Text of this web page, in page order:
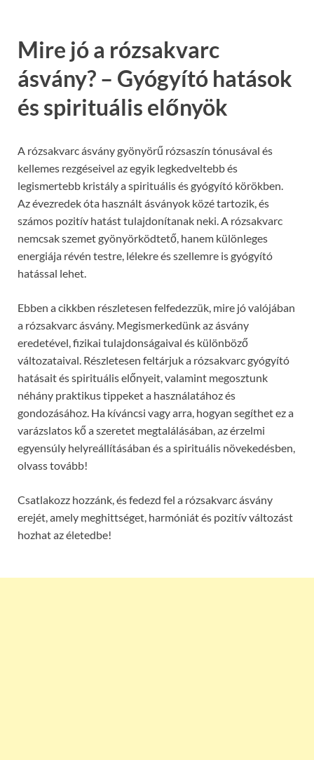
Mire jó a rózsakvarc
ásvány? – Gyógyító hatások
és spirituális előnyök
A rózsakvarc ásvány gyönyörű rózsaszín tónusával és
kellemes rezgéseivel az egyik legkedveltebb és
legismertebb kristály a spirituális és gyógyító körökben.
Az évezredek óta használt ásványok közé tartozik, és
számos pozitív hatást tulajdonítanak neki. A rózsakvarc
nemcsak szemet gyönyörködtető, hanem különleges
energiája révén testre, lélekre és szellemre is gyógyító
hatással lehet.
Ebben a cikkben részletesen felfedezzük, mire jó valójában
a rózsakvarc ásvány. Megismerkedünk az ásvány
eredetével, fizikai tulajdonságaival és különböző
változataival. Részletesen feltárjuk a rózsakvarc gyógyító
hatásait és spirituális előnyeit, valamint megosztunk
néhány praktikus tippeket a használatához és
gondozásához. Ha kíváncsi vagy arra, hogyan segíthet ez a
varázslatos kő a szeretet megtalálásában, az érzelmi
egyensúly helyreállításában és a spirituális növekedésben,
olvass tovább!
Csatlakozz hozzánk, és fedezd fel a rózsakvarc ásvány
erejét, amely meghittséget, harmóniát és pozitív változást
hozhat az életedbe!